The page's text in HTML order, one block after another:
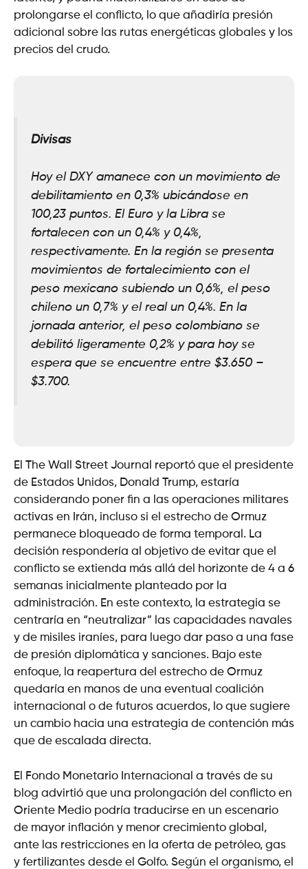
prolongarse el conflicto, lo que añadiría presión
adicional sobre las rutas energéticas globales y los
precios del crudo.
Divisas
Hoy el DXY amanece con un movimiento de
debilitamiento en 0,3% ubicándose en
100,23 puntos. El Euro y la Libra se
fortalecen con un 0,4% y 0,4%,
respectivamente. En la región se presenta
movimientos de fortalecimiento con el
peso mexicano subiendo un 0,6%, el peso
chileno un 0,7% y el real un 0,4%. En la
jornada anterior, el peso colombiano se
debilitó ligeramente 0,2% y para hoy se
espera que se encuentre entre $3.650 –
$3.700.
El The Wall Street Journal reportó que el presidente
de Estados Unidos, Donald Trump, estaría
considerando poner fin a las operaciones militares
activas en Irán, incluso si el estrecho de Ormuz
permanece bloqueado de forma temporal. La
decisión respondería al objetivo de evitar que el
conflicto se extienda más allá del horizonte de 4 a 6
semanas inicialmente planteado por la
administración. En este contexto, la estrategia se
centraría en “neutralizar” las capacidades navales
y de misiles iraníes, para luego dar paso a una fase
de presión diplomática y sanciones. Bajo este
enfoque, la reapertura del estrecho de Ormuz
quedaría en manos de una eventual coalición
internacional o de futuros acuerdos, lo que sugiere
un cambio hacia una estrategia de contención más
que de escalada directa.
El Fondo Monetario Internacional a través de su
blog advirtió que una prolongación del conflicto en
Oriente Medio podría traducirse en un escenario
de mayor inflación y menor crecimiento global,
ante las restricciones en la oferta de petróleo, gas
y fertilizantes desde el Golfo. Según el organismo, el